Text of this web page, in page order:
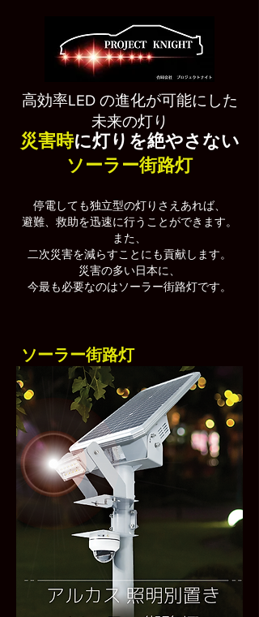
高効率LED の進化が可能にした
未来の灯り
災害時に灯りを絶やさない
ソーラー街路灯
停電しても独立型の灯りさえあれば、
避難、救助を迅速に行うことができます。
また、
二次災害を減らすことにも貢献します。
災害の多い日本に、
今最も必要なのはソーラー街路灯です。
​ソーラー街路灯